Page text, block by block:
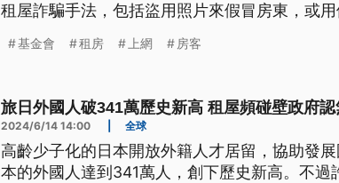
租屋詐騙手法，包括盜用照片來假冒房東，或
未正式簽約前也不要提供任何個人資料，才能免
基金會 租房 上網 房客
旅日外國人破341萬歷史新高 租屋頻碰壁政府
2024/6/14 14:00 全球
高齡少子化的日本開放外籍人才居留，協助發
本的外國人達到341萬人，創下歷史新高。不